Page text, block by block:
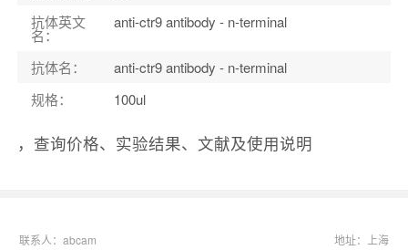
抗体英文
名：
anti-ctr9 antibody - n-terminal
抗体名：
anti-ctr9 antibody - n-terminal
规格：
100ul
，查询价格、实验结果、文献及使用说明
联系人：abcam 地址：上海